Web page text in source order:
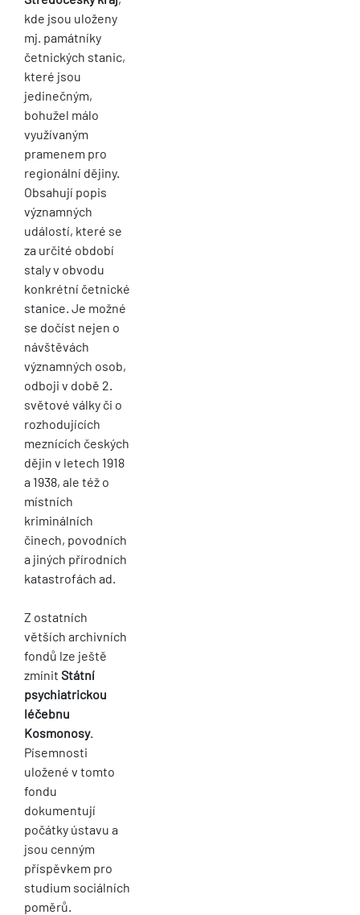
kde jsou uloženy
mj. památníky
četnických stanic,
které jsou
jedinečným,
bohužel málo
využívaným
pramenem pro
regionální dějiny.
Obsahují popis
významných
událostí, které se
za určité období
staly v obvodu
konkrétní četnické
stanice. Je možné
se dočíst nejen o
návštěvách
významných osob,
odboji v době 2.
světové války či o
rozhodujících
meznících českých
dějin v letech 1918
a 1938, ale též o
místních
kriminálních
činech, povodních
a jiných přírodních
katastrofách ad.
Z ostatních
větších archivních
fondů lze ještě
zmínit Státní
psychiatrickou
léčebnu
Kosmonosy.
Písemnosti
uložené v tomto
fondu
dokumentují
počátky ústavu a
jsou cenným
příspěvkem pro
studium sociálních
poměrů.